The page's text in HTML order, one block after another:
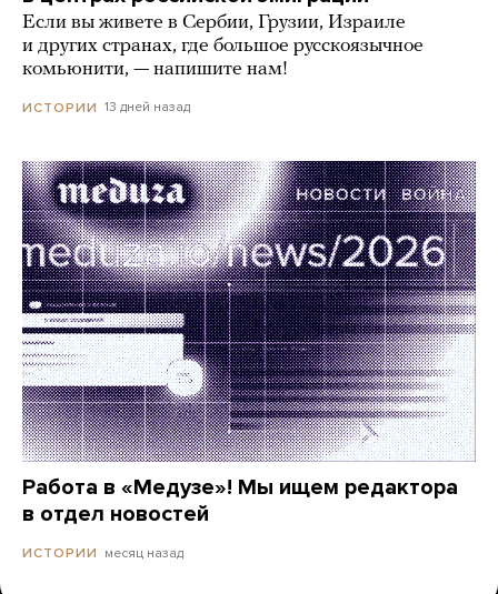
Если вы живете в Сербии, Грузии, Израиле
и других странах, где большое русскоязычное
комьюнити, — напишите нам!
ИСТОРИИ 13 дней назад
Работа в «Медузе»! Мы ищем редактора
в отдел новостей
ИСТОРИИ месяц назад